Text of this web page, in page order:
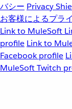
バシー Privacy
お客様によるプラ
Link to MuleSoft
profile Link to
Facebook profile
MuleSoft Twitch